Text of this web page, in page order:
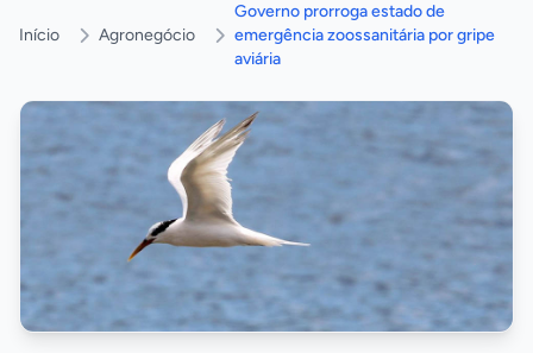
Início Agronegócio
Governo prorroga estado de
emergência zoossanitária por gripe
aviária